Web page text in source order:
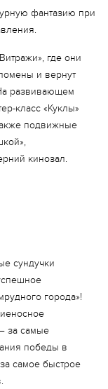
фантазию при
где они
и вернут
развивающем
класс «Куклы»
подвижные
кинозал.
сундучки
города»!
за самые
победы в
самое быстрое